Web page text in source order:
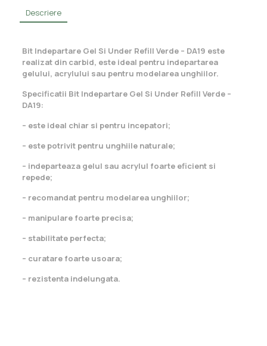
Descriere
Bit Indepartare Gel Si Under Refill Verde – DA19 este
realizat din carbid, este ideal pentru indepartarea
gelului, acrylului sau pentru modelarea unghiilor.
Specificatii Bit Indepartare Gel Si Under Refill Verde –
DA19:
– este ideal chiar si pentru incepatori;
– este potrivit pentru unghiile naturale;
– indeparteaza gelul sau acrylul foarte eficient si
repede;
– recomandat pentru modelarea unghiilor;
– manipulare foarte precisa;
– stabilitate perfecta;
– curatare foarte usoara;
– rezistenta indelungata.